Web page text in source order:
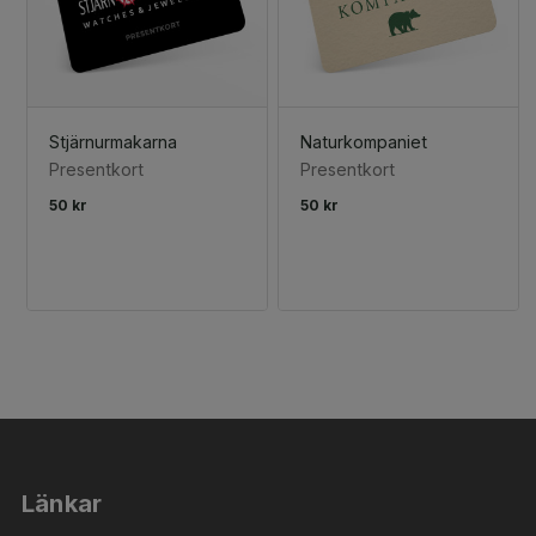
Stjärnurmakarna
Presentkort
50 kr
Naturkompaniet
Presentkort
50 kr
Länkar